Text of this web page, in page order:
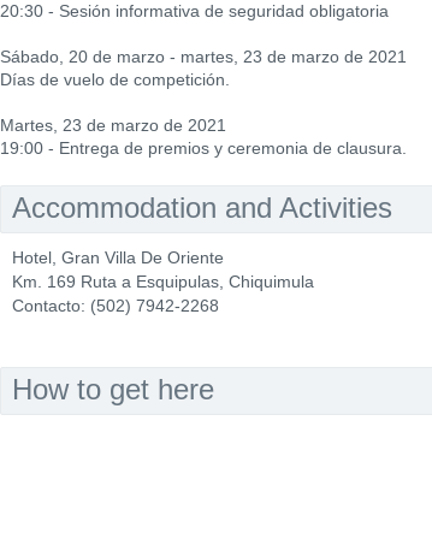
20:30 - Sesión informativa de seguridad obligatoria
Sábado, 20 de marzo - martes, 23 de marzo de 2021
Días de vuelo de competición.
Martes, 23 de marzo de 2021
19:00 - Entrega de premios y ceremonia de clausura.
Accommodation and Activities
Hotel, Gran Villa De Oriente
Km. 169 Ruta a Esquipulas, Chiquimula
Contacto: (502) 7942-2268
How to get here